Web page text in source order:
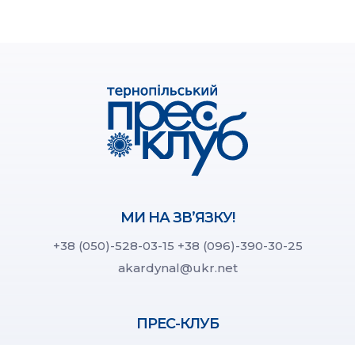
МИ НА ЗВ’ЯЗКУ!
+38 (050)-528-03-15 +38 (096)-390-30-25
akardynal@ukr.net
ПРЕС-КЛУБ